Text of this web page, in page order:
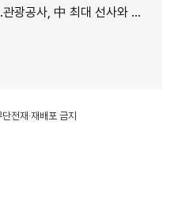
공사, 中 최대 선사와 맞손
전재·재배포 금지